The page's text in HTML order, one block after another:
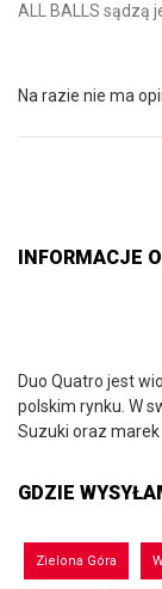
ALL BALLS sądzą
Na razie nie ma
INFORMACJE
Duo Quatro jest
polskim rynku. W
Suzuki oraz
GDZIE
Zielona Góra